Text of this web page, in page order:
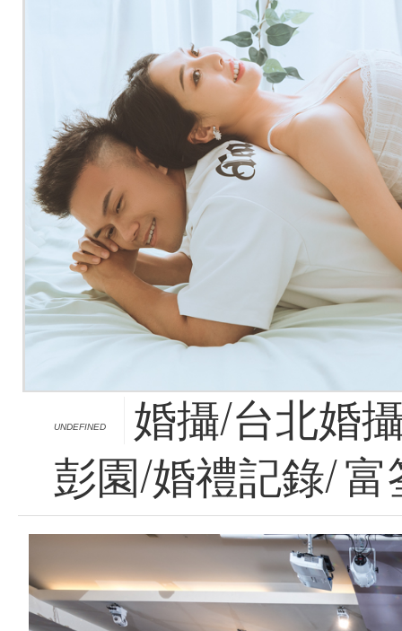
UNDEFINED
婚攝/台北婚
彭園/婚禮記錄/ 富